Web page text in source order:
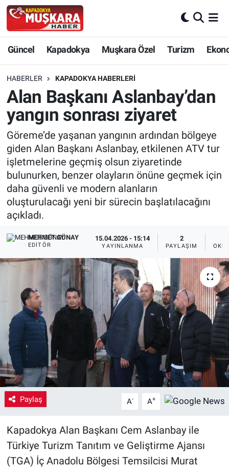
Güncel Kapadokya Muşkara Özel Turizm
HABERLER KAPADOKYA HABERLERI
Alan Başkanı Aslanbay’dan
yangın sonrası ziyaret
Göreme’de yaşanan yangının ardından bölgeye
giden Alan Başkanı Aslanbay, etkilenen ATV tur
işletmelerine geçmiş olsun ziyaretinde
bulunurken, benzer olayların önüne geçmek için
daha güvenli ve modern alanların
oluşturulacağı yeni bir sürecin başlatılacağını
açıkladı.
MEHMET GÜNAY
EDITÖR
15.04.2026 - 15:14
YAYINLANMA
2
PAYLAŞIM
Paylaş A- A+
Kapadokya Alan Başkanı Cem Aslanbay ile
Türkiye Turizm Tanıtım ve Geliştirme Ajansı
(TGA) İç Anadolu Bölgesi Temsilcisi Murat
Güncel
SEÇİM
Muşkara Özel
Ekonomi
Kapadokya
Turizm
Kültür - Sanat
Yaşam
VEFATLAR
Nevşehir Hava Durumu
Nevşehir Trafik Yoğunluk Haritası
Süper Lig Puan Durumu ve Fikstür
Tüm Manşetler
Son Dakika Haberleri
Haber Arşivi